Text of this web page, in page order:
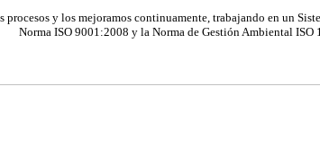
procesos y los mejoramos continuamente, trabajando en un
Norma ISO 9001:2008 y la Norma de Gestión Ambiental ISO